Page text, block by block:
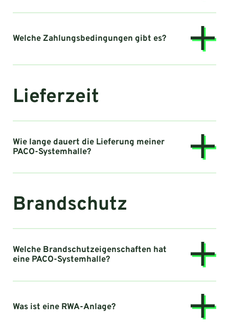
Welche Zahlungsbedingungen gibt es?
Lieferzeit
Wie lange dauert die Lieferung meiner
PACO-Systemhalle?
Brandschutz
Welche Brandschutzeigenschaften hat
eine PACO-Systemhalle?
Was ist eine RWA-Anlage?